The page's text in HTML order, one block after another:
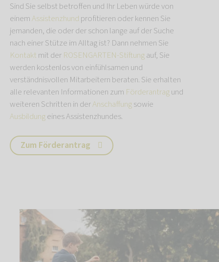
Sind Sie selbst betroffen und Ihr Leben würde von
einemAssistenzhund profitieren oder kennen Sie
jemanden, die oder der schon lange auf der Suche
nach einer Stütze im Alltag ist? Dann nehmen Sie
Kontakt mit der ROSENGARTEN-Stiftungauf, Sie
werden kostenlos von einfühlsamen und
verständnisvollen Mitarbeitern beraten. Sie erhalten
alle relevanten Informationen zum Förderantragund
weiteren Schritten in derAnschaffungsowie
Ausbildungeines Assistenzhundes.
Zum Förderantrag